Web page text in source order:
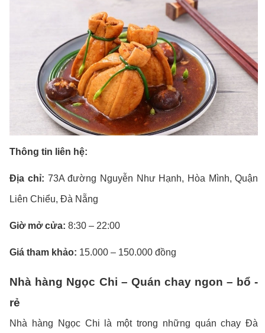
Thông tin liên hệ:
Địa chỉ: 73A đường Nguyễn Như Hạnh, Hòa Mình, Quận
Liên Chiểu, Đà Nẵng
Giờ mở cửa: 8:30 – 22:00
Giá tham khảo: 15.000 – 150.000 đồng
Nhà hàng Ngọc Chi – Quán chay ngon – bổ -
rẻ
Nhà hàng Ngọc Chi là một trong những quán chay Đà